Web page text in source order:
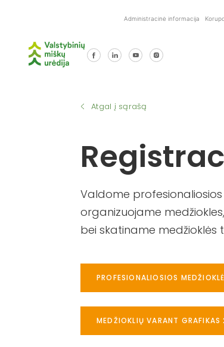
Administracinė informacija
Atgal į sąrašą
Valdome
organizuojame
bei skatiname medžioklės
PROFESIONALIOSIOS
MEDŽIOKLIŲ VARANT